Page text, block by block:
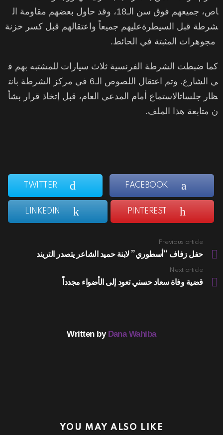
اص، جميعهم فوق سن الـ18، وقد حاول بعضهم مقاومة ال
شرطة قبل السيطرةعليهم جميعاً واعتقالهم قبل كسر خزنة
مجوهرات المثبتة في الحائط.
كما ضبطت الشرطة الفرنسية ثلاث سيارات للمشتبه بهم ف
ي الشارع. وتم اعتقال اللصوص الـ6 في مركز الشرطة بانت
ظار جلساتالاستماع أمام المدعي العام، قبل إتخاذ قرار بشأ
ن متابعة هذا الملف.
FACEBOOK
TWITTER
PINTEREST
LINKEDIN
more
Previous article
حفل زفاف “أسطوري” لابنة حميد الشاعر يتصدر التريند
Next article
قضية وفاة سعاد حسني تعود إلى الأضواء مجدداً
Written by Dana Wahiba
YOU MAY ALSO LIKE